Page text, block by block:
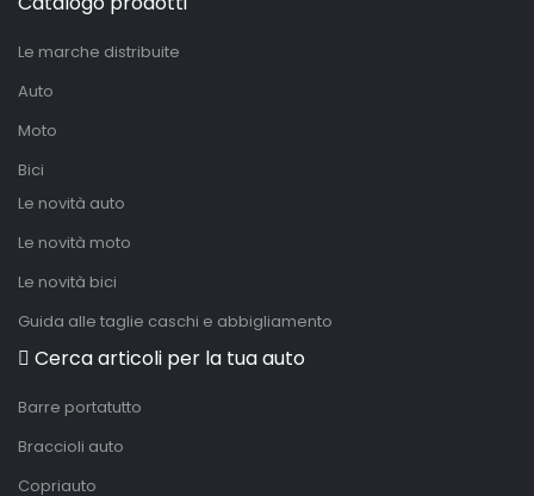
Le marche distribuite
Auto
Moto
Bici
Le novità auto
Le novità moto
Le novità bici
Guida alle taglie caschi e abbigliamento
Cerca articoli per la tua auto
Barre portatutto
Braccioli auto
Copriauto